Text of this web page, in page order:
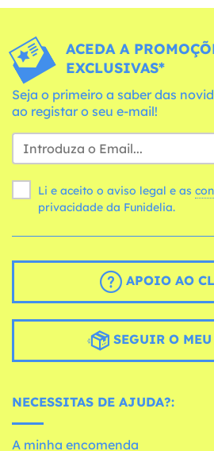
ACEDA A
EXCLUSIVAS*
Seja o primeiro a saber das
ao registar o seu e-mail!
Li e aceito o aviso legal e as
privacidade da Funidelia.
APOIO AO
SEGUIR O
NECESSITAS DE AJUDA?:
A minha encomenda